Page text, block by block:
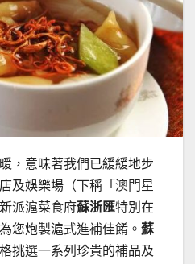
，意味著我們已緩緩地步
及娛樂場（下稱「澳門星
派滬菜食府蘇浙匯特別在
您炮製滬式進補佳餚。 蘇
挑選一系列珍貴的補品及